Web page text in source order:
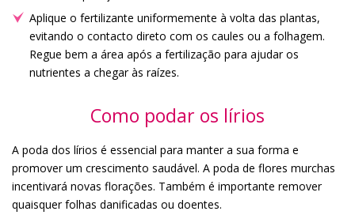
Aplique o fertilizante uniformemente à volta das plantas,
evitando o contacto direto com os caules ou a folhagem.
Regue bem a área após a fertilização para ajudar os
nutrientes a chegar às raízes.
Como podar os lírios
A poda dos lírios é essencial para manter a sua forma e
promover um crescimento saudável. A poda de flores murchas
incentivará novas florações. Também é importante remover
quaisquer folhas danificadas ou doentes.